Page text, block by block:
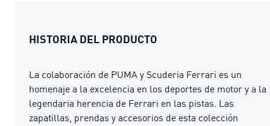
HISTORIA DEL PRODUCTO
La colaboración de PUMA y Scuderia Ferrari es un
homenaje a la excelencia en los deportes de motor y a la
legendaria herencia de Ferrari en las pistas. Las
zapatillas, prendas y accesorios de esta colección